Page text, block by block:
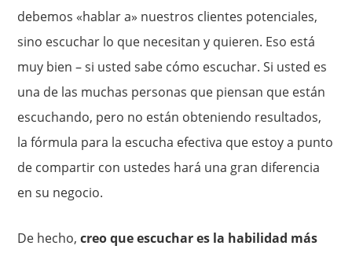
debemos «hablar a» nuestros clientes potenciales,
sino escuchar lo que necesitan y quieren. Eso está
muy bien – si usted sabe cómo escuchar. Si usted es
una de las muchas personas que piensan que están
escuchando, pero no están obteniendo resultados,
la fórmula para la escucha efectiva que estoy a punto
de compartir con ustedes hará una gran diferencia
en su negocio.
De hecho,creo que escuchar es la habilidad más